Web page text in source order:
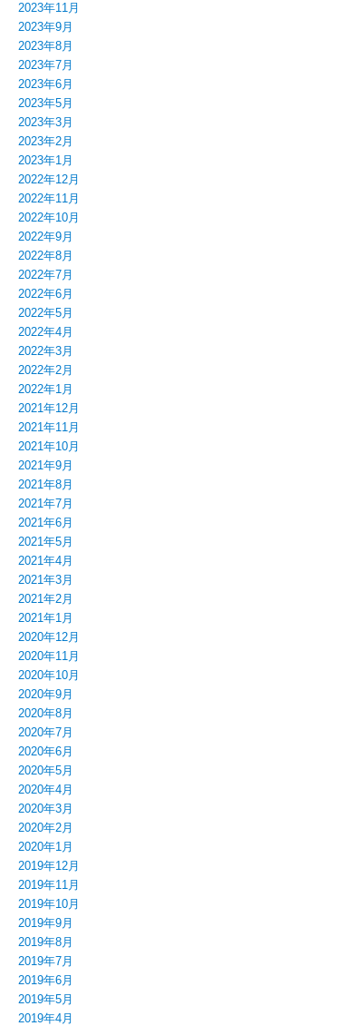
2023年11月
2023年9月
2023年8月
2023年7月
2023年6月
2023年5月
2023年3月
2023年2月
2023年1月
2022年12月
2022年11月
2022年10月
2022年9月
2022年8月
2022年7月
2022年6月
2022年5月
2022年4月
2022年3月
2022年2月
2022年1月
2021年12月
2021年11月
2021年10月
2021年9月
2021年8月
2021年7月
2021年6月
2021年5月
2021年4月
2021年3月
2021年2月
2021年1月
2020年12月
2020年11月
2020年10月
2020年9月
2020年8月
2020年7月
2020年6月
2020年5月
2020年4月
2020年3月
2020年2月
2020年1月
2019年12月
2019年11月
2019年10月
2019年9月
2019年8月
2019年7月
2019年6月
2019年5月
2019年4月